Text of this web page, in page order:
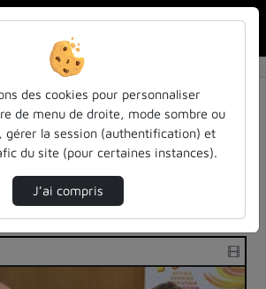
la recherche
pour en retirer) :
et-conferences
sciences-sociales
des cookies pour personnaliser
de menu de droite, mode sombre ou
gérer la session (authentification) et
du site (pour certaines instances).
J’ai compris